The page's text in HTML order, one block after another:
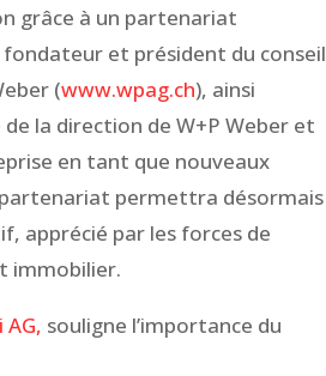
grâce à un partenariat
et président du conseil
(www.wpag.ch), ainsi
la direction de W+P Weber et
en tant que nouveaux
permettra désormais
apprécié par les forces de
immobilier.
souligne l’importance du